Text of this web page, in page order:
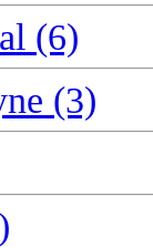
(6)
(3)